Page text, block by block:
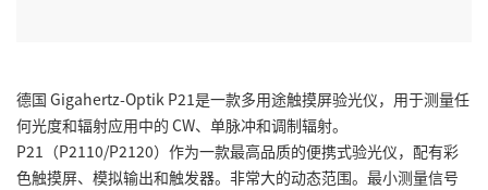
德国 Gigahertz-Optik P21是一款多用途触摸屏验光仪，用于测量任
何光度和辐射应用中的 CW、单脉冲和调制辐射。
P21（P2110/P2120）作为一款最高品质的便携式验光仪，配有彩
色触摸屏、模拟输出和触发器。非常大的动态范围。最小测量信号